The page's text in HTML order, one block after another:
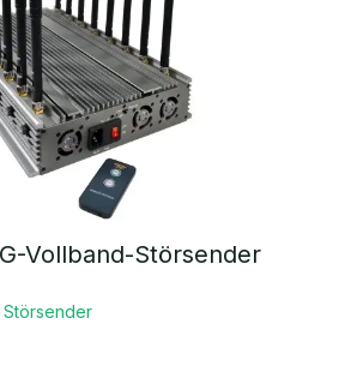
Vollband-Störsender
Störsender